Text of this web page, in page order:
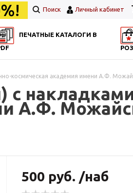
Поиск Личный кабинет
ПЕЧАТНЫЕ КАТАЛОГИ В
космическая академия имени А.Ф.
с
А.Ф.
500 руб. /наб